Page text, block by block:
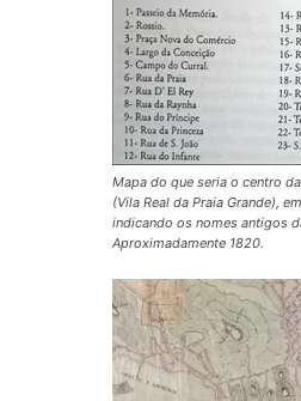
Mapa do que seria o centro
(Vila Real da Praia Grande),
indicando os nomes antigos
Aproximadamente 1820.